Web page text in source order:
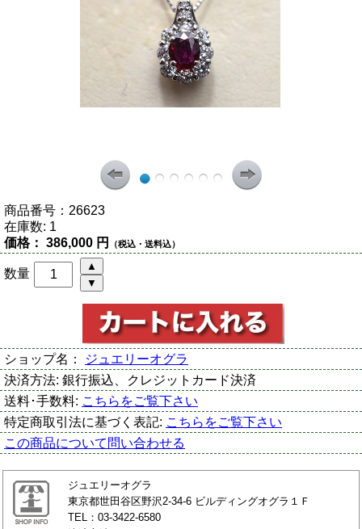
商品番号： 26623
在庫数: 1
価格： 386,000 円 （税込・送料込）
数量
ショップ名：
ジュエリーオグラ
決済方法: 銀行振込、クレジットカード決済
送料･手数料: こちらをご覧下さい
特定商取引法に基づく表記: こちらをご覧下さい
この商品について問い合わせる
ジュエリーオグラ
東京都世田谷区野沢2-34-6 ビルディングオグラ１Ｆ
TEL：03-3422-6580